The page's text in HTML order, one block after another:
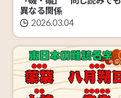
異なる関係
2026.03.04